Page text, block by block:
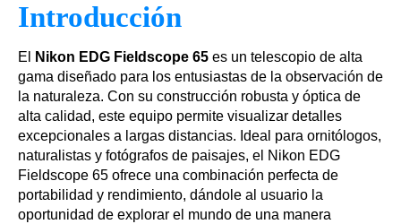
Introducción
El Nikon EDG Fieldscope 65 es un telescopio de alta
gama diseñado para los entusiastas de la observación de
la naturaleza. Con su construcción robusta y óptica de
alta calidad, este equipo permite visualizar detalles
excepcionales a largas distancias. Ideal para ornitólogos,
naturalistas y fotógrafos de paisajes, el Nikon EDG
Fieldscope 65 ofrece una combinación perfecta de
portabilidad y rendimiento, dándole al usuario la
oportunidad de explorar el mundo de una manera